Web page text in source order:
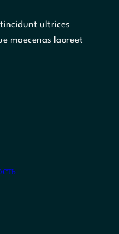
ultrices
maecenas laoreet